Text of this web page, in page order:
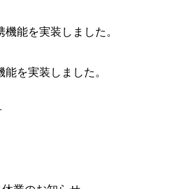
を実装しました。